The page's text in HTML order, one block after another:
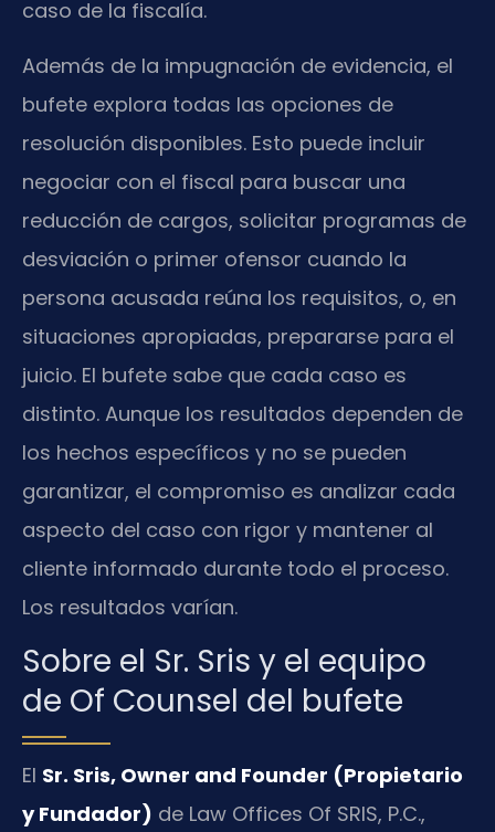
caso de la fiscalía.
Además de la impugnación de evidencia, el
bufete explora todas las opciones de
resolución disponibles. Esto puede incluir
negociar con el fiscal para buscar una
reducción de cargos, solicitar programas de
desviación o primer ofensor cuando la
persona acusada reúna los requisitos, o, en
situaciones apropiadas, prepararse para el
juicio. El bufete sabe que cada caso es
distinto. Aunque los resultados dependen de
los hechos específicos y no se pueden
garantizar, el compromiso es analizar cada
aspecto del caso con rigor y mantener al
cliente informado durante todo el proceso.
Los resultados varían.
Sobre el Sr. Sris y el equipo
de Of Counsel del bufete
El Sr. Sris, Owner and Founder (Propietario
y Fundador) de Law Offices Of SRIS, P.C.,